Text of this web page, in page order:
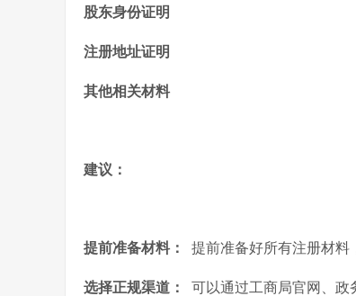
股东身份证明
注册地址证明
其他相关材料
建议：
提前准备材料： 提前准备好所有注册材料
选择正规渠道： 可以通过工商局官网、政